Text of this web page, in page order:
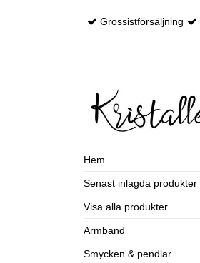
Grossistförsäljning
Hem
Senast inlagda produkter
Visa alla produkter
Armband
Smycken & pendlar